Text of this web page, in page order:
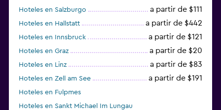
Hoteles en Salzburgo a partir de $111
Hoteles en Hallstatt a partir de $442
Hoteles en Innsbruck a partir de $121
Hoteles en Graz a partir de $20
Hoteles en Linz a partir de $83
Hoteles en Zell am See a partir de $191
Hoteles en Fulpmes
Hoteles en Sankt Michael Im Lungau